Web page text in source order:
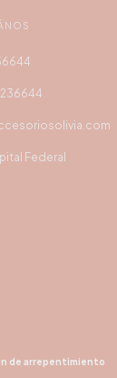
Federal
de arrepentimiento